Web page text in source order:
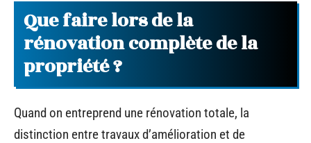
Que faire lors de la
rénovation complète de la
propriété ?
Quand on entreprend une rénovation totale, la
distinction entre travaux d’amélioration et de